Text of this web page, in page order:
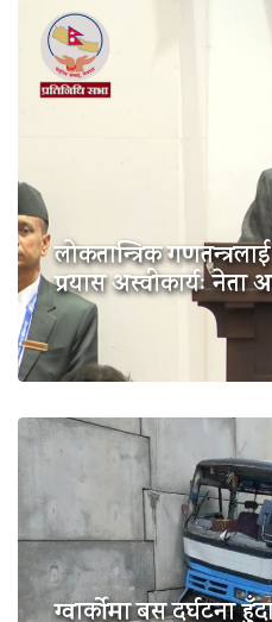
लोकतान्त्रिक
प्रयास अस्वीकार्यः